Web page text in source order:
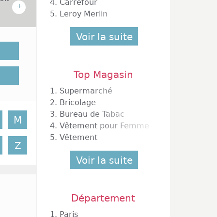
+
la
et
M
Z
4. Carrefour
5. Leroy Merlin
Voir la suite
Top Magasin
1. Supermarché
2. Bricolage
3. Bureau de Tabac
4. Vêtement pour Femme
5. Vêtement
Voir la suite
Département
1. Paris